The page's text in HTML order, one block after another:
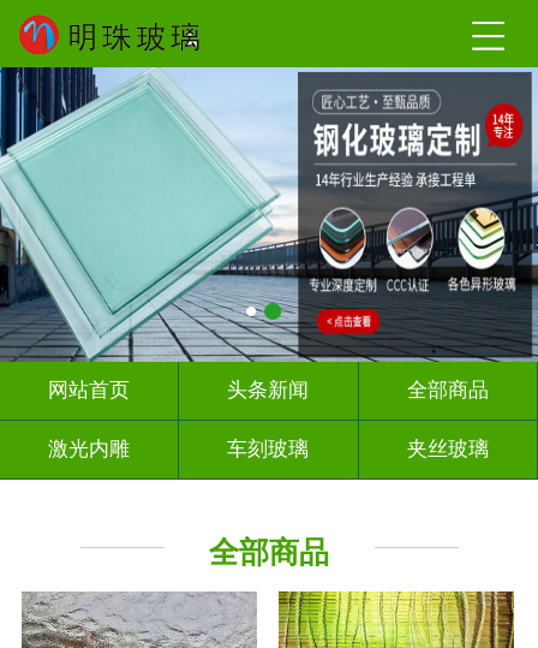
网站首页 头条新闻 全部商品
激光内雕 车刻玻璃 夹丝玻璃
工程玻璃
全部商品